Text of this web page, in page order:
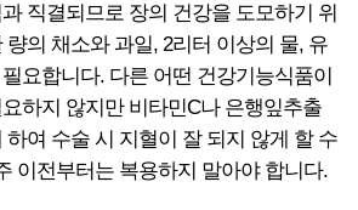
직결되므로 장의 건강을 도모하기 위
의 채소와 과일, 2리터 이상의 물, 유
요합니다. 다른 어떤 건강기능식품이
하지 않지만 비타민C나 은행잎추출
하여 수술 시 지혈이 잘 되지 않게 할 수
이전부터는 복용하지 말아야 합니다.